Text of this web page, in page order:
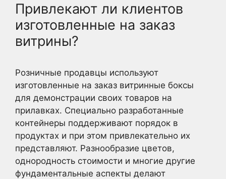
Привлекают ли клиентов
изготовленные на заказ
витрины?
Розничные продавцы используют
изготовленные на заказ витринные боксы
для демонстрации своих товаров на
прилавках. Специально разработанные
контейнеры поддерживают порядок в
продуктах и при этом привлекательно их
представляют. Разнообразие цветов,
однородность стоимости и многие другие
фундаментальные аспекты делают